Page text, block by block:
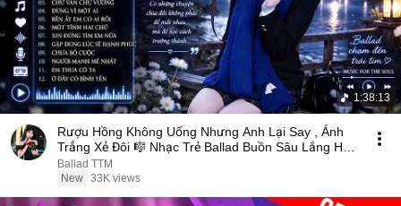
1:38:13
Rượu Hồng Không Uống Nhưng Anh Lại Say , Ánh
Trẳng Xẻ Đôi 🎼 Nhạc Trẻ Ballad Buồn Sâu Lắng Hay
2026
Ballad TTM
New 33K views